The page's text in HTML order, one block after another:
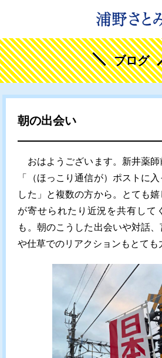
ブログ
朝の出会い
おはようございます。新井薬師
「（ほっこり通信が）ポストに
した」と複数の方から。とても
が寄せられたり近況を共有して
も。朝のこうした出会いや対話
や仕草でのリアクションもとても